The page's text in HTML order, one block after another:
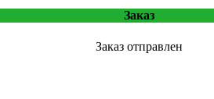
Заказ
Заказ отправлен